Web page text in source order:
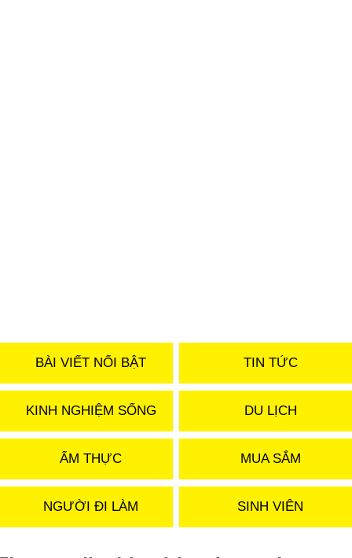
BÀI VIẾT NỔI BẬT TIN TỨC
KINH NGHIỆM SỐNG DU LỊCH
ẨM THỰC MUA SẮM
NGƯỜI ĐI LÀM SINH VIÊN